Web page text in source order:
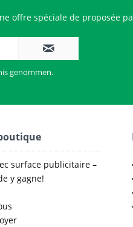
spéciale de proposée
genommen.
surface publicitaire –
y gagne!